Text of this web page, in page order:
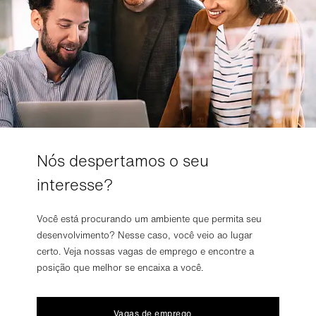
Nós despertamos o seu
interesse?
Você está procurando um ambiente que permita seu
desenvolvimento? Nesse caso, você veio ao lugar
certo. Veja nossas vagas de emprego e encontre a
posição que melhor se encaixa a você.
Vagas de emprego